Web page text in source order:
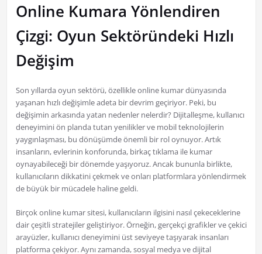
Online Kumara Yönlendiren
Çizgi: Oyun Sektöründeki Hızlı
Değişim
Son yıllarda oyun sektörü, özellikle online kumar dünyasında
yaşanan hızlı değişimle adeta bir devrim geçiriyor. Peki, bu
değişimin arkasında yatan nedenler nelerdir? Dijitalleşme, kullanıcı
deneyimini ön planda tutan yenilikler ve mobil teknolojilerin
yaygınlaşması, bu dönüşümde önemli bir rol oynuyor. Artık
insanların, evlerinin konforunda, birkaç tıklama ile kumar
oynayabileceği bir dönemde yaşıyoruz. Ancak bununla birlikte,
kullanıcıların dikkatini çekmek ve onları platformlara yönlendirmek
de büyük bir mücadele haline geldi.
Birçok online kumar sitesi, kullanıcıların ilgisini nasıl çekeceklerine
dair çeşitli stratejiler geliştiriyor. Örneğin, gerçekçi grafikler ve çekici
arayüzler, kullanıcı deneyimini üst seviyeye taşıyarak insanları
platforma çekiyor. Aynı zamanda, sosyal medya ve dijital